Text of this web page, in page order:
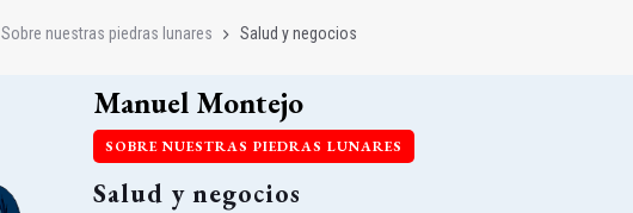
Sobre nuestras piedras lunares Salud y negocios
Manuel Montejo
SOBRE NUESTRAS PIEDRAS LUNARES
Salud y negocios